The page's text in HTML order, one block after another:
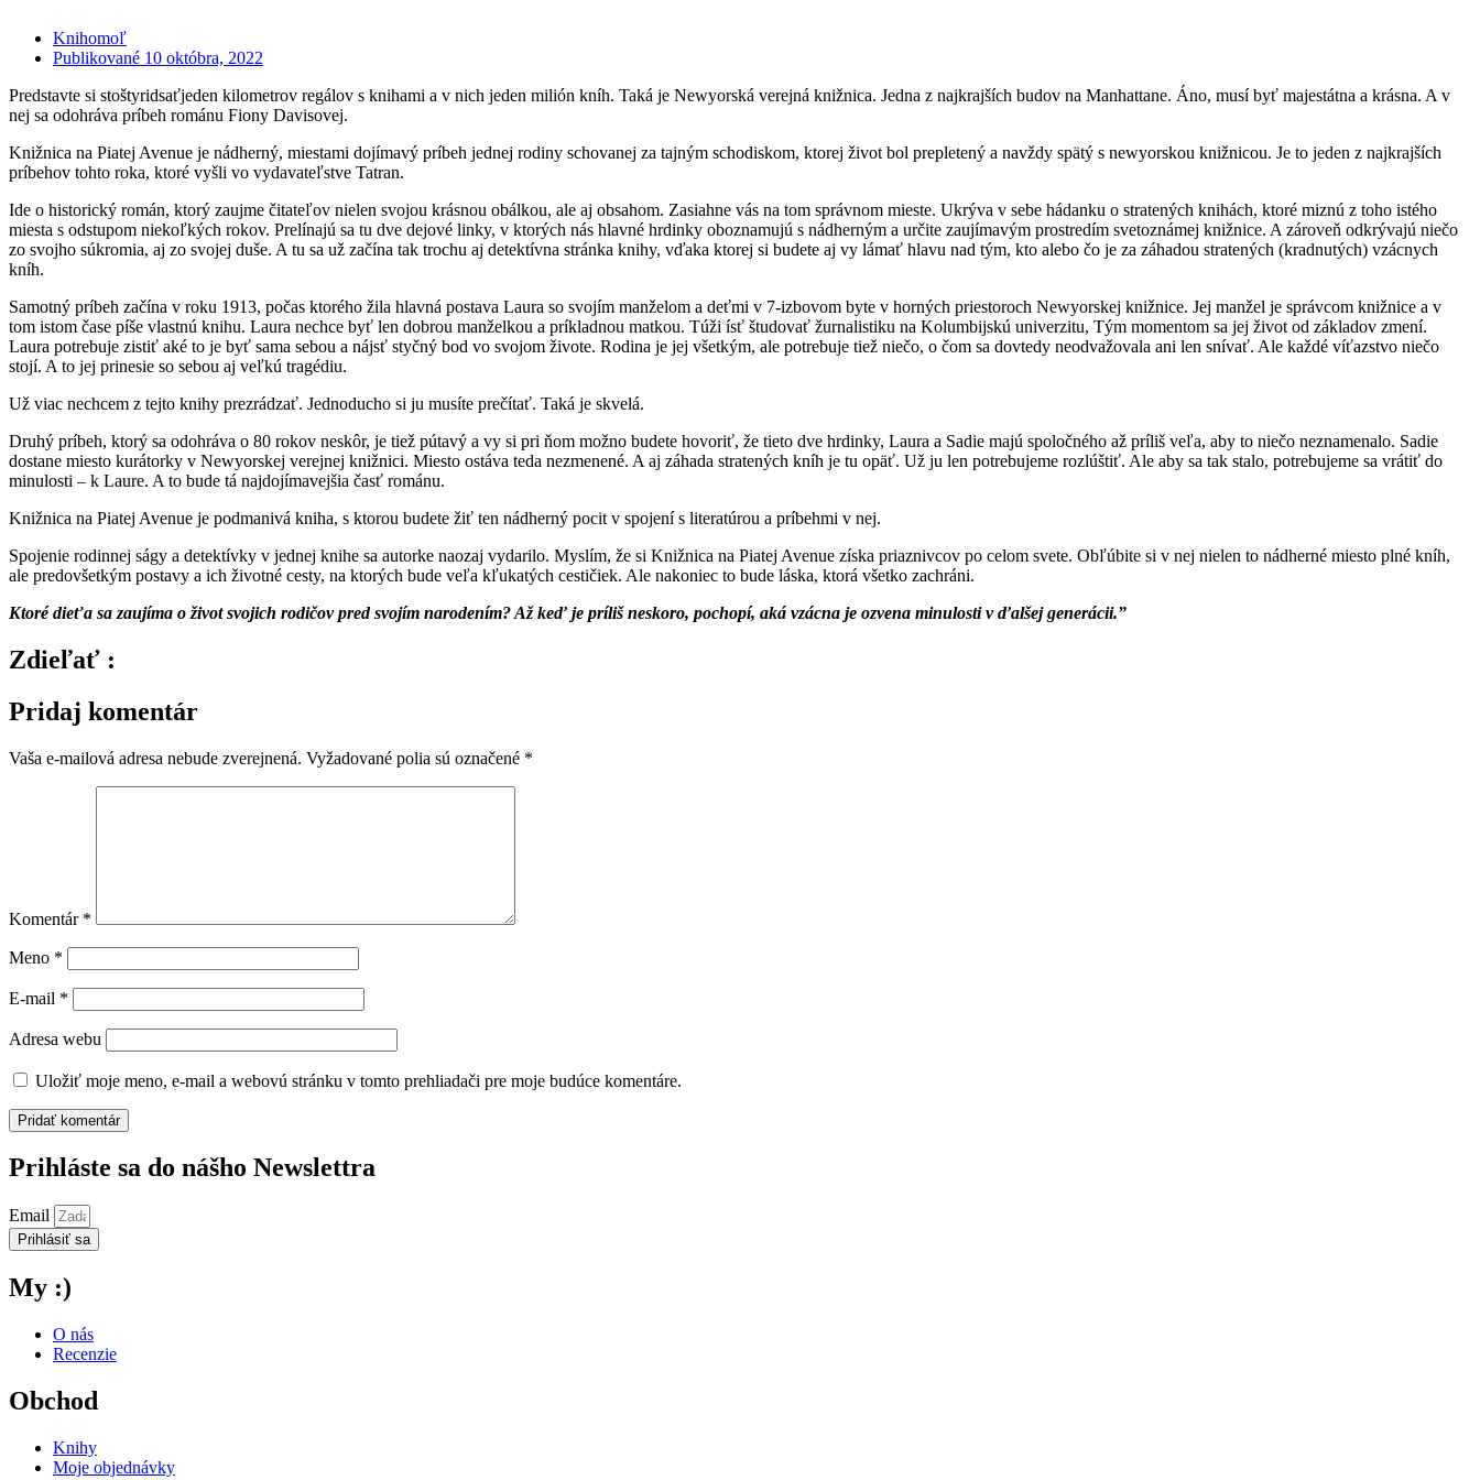
Knihomoľ
Publikované 10 októbra, 2022
Predstavte si stoštyridsaťjeden kilometrov regálov s knihami a v nich jeden milión kníh. Taká je Newyorská verejná knižnica. Jedna z najkrajších budov na Manhattane. Áno, musí byť majestátna a krásna. A v
nej sa odohráva príbeh románu Fiony Davisovej.
Knižnica na Piatej Avenue je nádherný, miestami dojímavý príbeh jednej rodiny schovanej za tajným schodiskom, ktorej život bol prepletený a navždy spätý s newyorskou knižnicou. Je to jeden z najkrajších
príbehov tohto roka, ktoré vyšli vo vydavateľstve Tatran.
Ide o historický román, ktorý zaujme čitateľov nielen svojou krásnou obálkou, ale aj obsahom. Zasiahne vás na tom správnom mieste. Ukrýva v sebe hádanku o stratených knihách, ktoré miznú z toho istého
miesta s odstupom niekoľkých rokov. Prelínajú sa tu dve dejové linky, v ktorých nás hlavné hrdinky oboznamujú s nádherným a určite zaujímavým prostredím svetoznámej knižnice. A zároveň odkrývajú niečo
zo svojho súkromia, aj zo svojej duše. A tu sa už začína tak trochu aj detektívna stránka knihy, vďaka ktorej si budete aj vy lámať hlavu nad tým, kto alebo čo je za záhadou stratených (kradnutých) vzácnych
kníh.
Samotný príbeh začína v roku 1913, počas ktorého žila hlavná postava Laura so svojím manželom a deťmi v 7-izbovom byte v horných priestoroch Newyorskej knižnice. Jej manžel je správcom knižnice a v
tom istom čase píše vlastnú knihu. Laura nechce byť len dobrou manželkou a príkladnou matkou. Túži ísť študovať žurnalistiku na Kolumbijskú univerzitu, Tým momentom sa jej život od základov zmení.
Laura potrebuje zistiť aké to je byť sama sebou a nájsť styčný bod vo svojom živote. Rodina je jej všetkým, ale potrebuje tiež niečo, o čom sa dovtedy neodvažovala ani len snívať. Ale každé víťazstvo niečo
stojí. A to jej prinesie so sebou aj veľkú tragédiu.
Už viac nechcem z tejto knihy prezrádzať. Jednoducho si ju musíte prečítať. Taká je skvelá.
Druhý príbeh, ktorý sa odohráva o 80 rokov neskôr, je tiež pútavý a vy si pri ňom možno budete hovoriť, že tieto dve hrdinky, Laura a Sadie majú spoločného až príliš veľa, aby to niečo neznamenalo. Sadie
dostane miesto kurátorky v Newyorskej verejnej knižnici. Miesto ostáva teda nezmenené. A aj záhada stratených kníh je tu opäť. Už ju len potrebujeme rozlúštiť. Ale aby sa tak stalo, potrebujeme sa vrátiť do
minulosti – k Laure. A to bude tá najdojímavejšia časť románu.
Knižnica na Piatej Avenue je podmanivá kniha, s ktorou budete žiť ten nádherný pocit v spojení s literatúrou a príbehmi v nej.
Spojenie rodinnej ságy a detektívky v jednej knihe sa autorke naozaj vydarilo. Myslím, že si Knižnica na Piatej Avenue získa priaznivcov po celom svete. Obľúbite si v nej nielen to nádherné miesto plné kníh,
ale predovšetkým postavy a ich životné cesty, na ktorých bude veľa kľukatých cestičiek. Ale nakoniec to bude láska, ktorá všetko zachráni.
Ktoré dieťa sa zaujíma o život svojich rodičov pred svojím narodením? Až keď je príliš neskoro, pochopí, aká vzácna je ozvena minulosti v ďalšej generácii.”
Zdieľať :
Pridaj komentár
Vaša e-mailová adresa nebude zverejnená. Vyžadované polia sú označené *
Komentár *
Meno *
E-mail *
Adresa webu
Uložiť moje meno, e-mail a webovú stránku v tomto prehliadači pre moje budúce komentáre.
Prihláste sa do nášho Newslettra
Email
Prihlásiť sa
My :)
O nás
Recenzie
Obchod
Knihy
Moje objednávky